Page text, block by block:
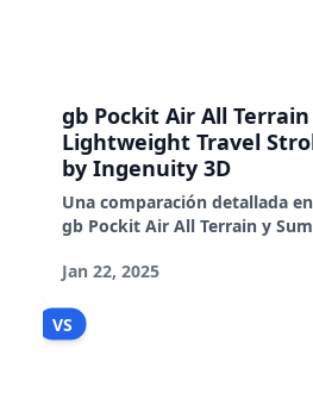
gb Pockit Air All
Lightweight Travel
by Ingenuity 3D
Una comparación detallada
gb Pockit Air All Terrain y
idoneidad
Jan 22, 2025
VS